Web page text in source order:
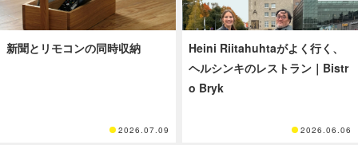
新聞とリモコンの同時収納
2026.07.09
Heini Riitahuhtaがよく行く、
ヘルシンキのレストラン｜Bistr
o Bryk
2026.06.06